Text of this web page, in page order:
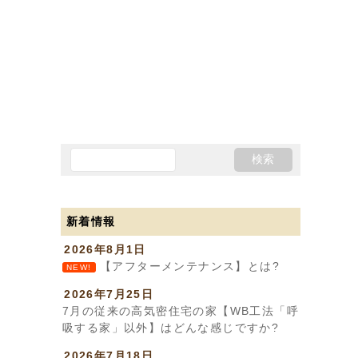
新着情報
2026年8月1日
NEW! 【アフターメンテナンス】とは?
2026年7月25日
7月の従来の高気密住宅の家【WB工法「呼
吸する家」以外】はどんな感じですか?